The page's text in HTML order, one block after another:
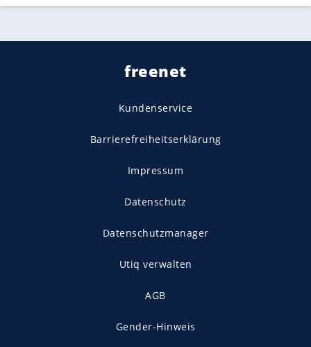
freenet
Kundenservice
Barrierefreiheitserklärung
Impressum
Datenschutz
Datenschutzmanager
Utiq verwalten
AGB
Gender-Hinweis